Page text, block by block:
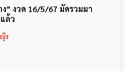
” งวด 16/5/67 มัดรวมมา
ล้ว
ง